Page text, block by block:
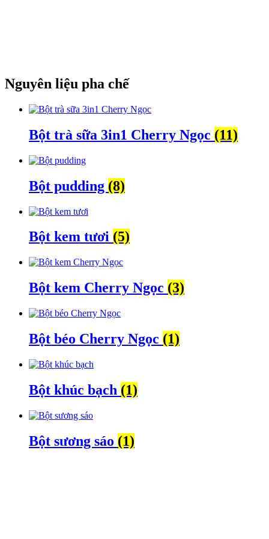
Nguyên liệu pha chế
Bột trà sữa 3in1 Cherry Ngọc (11)
Bột pudding (8)
Bột kem tươi (5)
Bột kem Cherry Ngọc (3)
Bột béo Cherry Ngọc (1)
Bột khúc bạch (1)
Bột sương sáo (1)